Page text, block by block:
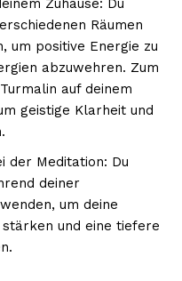
Zuhause: Du
Räumen
um positive Energie zu
abzuwehren. Zum
auf deinem
geistige Klarheit und
der Meditation: Du
deiner
um deine
und eine tiefere